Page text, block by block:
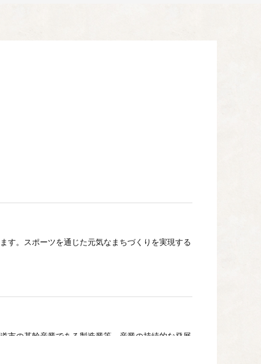
す。スポーツを通じた元気なまちづくりを実現する
市の基幹産業である製造業等、産業の持続的な発展